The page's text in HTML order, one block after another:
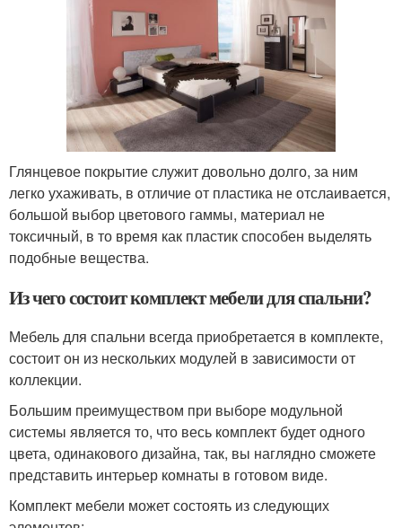
Глянцевое покрытие служит довольно долго, за ним
легко ухаживать, в отличие от пластика не отслаивается,
большой выбор цветового гаммы, материал не
токсичный, в то время как пластик способен выделять
подобные вещества.
Из чего состоит комплект мебели для спальни?
Мебель для спальни всегда приобретается в комплекте,
состоит он из нескольких модулей в зависимости от
коллекции.
Большим преимуществом при выборе модульной
системы является то, что весь комплект будет одного
цвета, одинакового дизайна, так, вы наглядно сможете
представить интерьер комнаты в готовом виде.
Комплект мебели может состоять из следующих